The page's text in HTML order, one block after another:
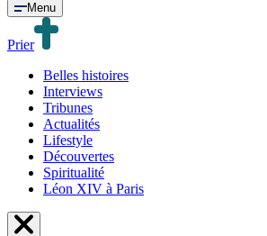
Menu
Prier
Belles histoires
Interviews
Tribunes
Actualités
Lifestyle
Découvertes
Spiritualité
Léon XIV à Paris